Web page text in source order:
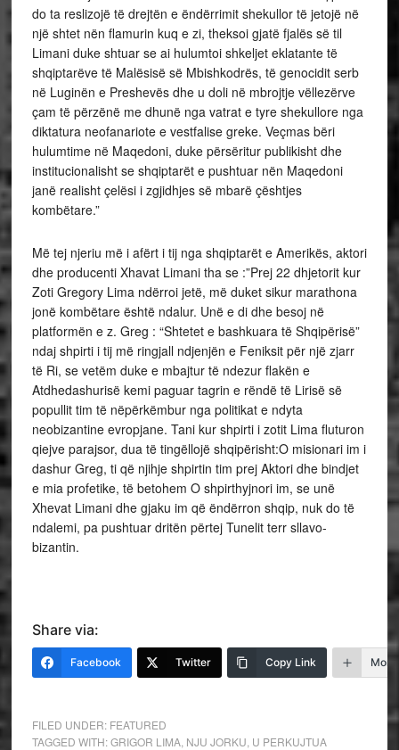
do ta reslizojë të drejtën e ëndërrimit shekullor të jetojë në
një shtet nën flamurin kuq e zi, theksoi gjatë fjalës së til
Limani duke shtuar se ai hulumtoi shkeljet eklatante të
shqiptarëve të Malësisë së Mbishkodrës, të genocidit serb
në Luginën e Preshevës dhe u doli në mbrojtje vëllezërve
çam të përzënë me dhunë nga vatrat e tyre shekullore nga
diktatura neofanariote e vestfalise greke. Veçmas bëri
hulumtime në Maqedoni, duke përsëritur publikisht dhe
institucionalisht se shqiptarët e pushtuar nën Maqedoni
janë realisht çelësi i zgjidhjes së mbarë çështjes
kombëtare.”
Më tej njeriu më i afërt i tij nga shqiptarët e Amerikës, aktori
dhe producenti Xhavat Limani tha se :”Prej 22 dhjetorit kur
Zoti Gregory Lima ndërroi jetë, më duket sikur marathona
jonë kombëtare është ndalur. Unë e di dhe besoj në
platformën e z. Greg : “Shtetet e bashkuara të Shqipërisë”
ndaj shpirti i tij më ringjall ndjenjën e Feniksit për një zjarr
të Ri, se vetëm duke e mbajtur të ndezur flakën e
Atdhedashurisë kemi paguar tagrin e rëndë të Lirisë së
popullit tim të nëpërkëmbur nga politikat e ndyta
neobizantine evropjane. Tani kur shpirti i zotit Lima fluturon
qiejve parajsor, dua të tingëllojë shqipërisht:O misionari im i
dashur Greg, ti që njihje shpirtin tim prej Aktori dhe bindjet
e mia profetike, të betohem O shpirthyjnori im, se unë
Xhevat Limani dhe gjaku im që ëndërron shqip, nuk do të
ndalemi, pa pushtuar dritën përtej Tunelit terr sllavo-
bizantin.
Share via:
Facebook Twitter Copy Link More
FILED UNDER: FEATURED
TAGGED WITH:GRIGOR LIMA, NJU JORKU U PERKUJTUA